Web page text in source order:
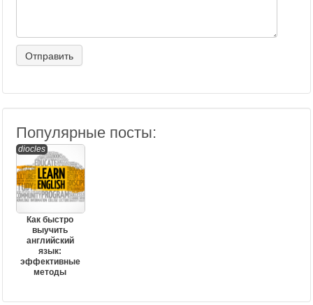
Популярные посты:
diocles
Как быстро
выучить
английский
язык:
эффективные
методы